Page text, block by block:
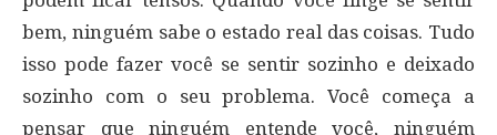
bem, ninguém sabe o estado real das coisas. Tudo
isso pode fazer você se sentir sozinho e deixado
sozinho com o seu problema. Você começa a
pensar que ninguém entende você, ninguém